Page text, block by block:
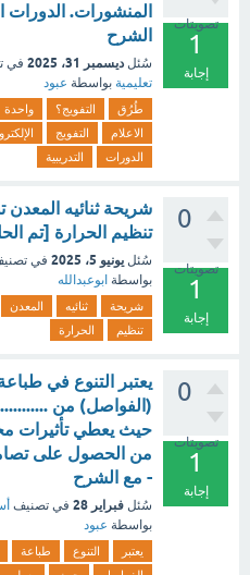
تصويتات
1
إجابة
المنشورات. الدورات
الشرح
سُئل ديسمبر 31، 2025 في
تعليمية بواسطة عبود
طُرُق التفويج؟ واحدة
الاعلام
التفويج
الدورات
التدريبية
0
تصويتات
1
إجابة
شريحة ثنائيه
تنظيم الحرارة [تم
سُئل يونيو 5، 2025 في
بواسطة ابوعبدالله
شريحة ثنائيه المعدن
تنظيم
الحرارة
0
تصويتات
1
إجابة
يعتبر التنوع في
(الفواصل) من
حيث يعطي تأثيرات
من الحصول على
- مع الشرح
سُئل فبراير 28 في تصنيف
بواسطة عبود
يعتبر التنوع طباعة